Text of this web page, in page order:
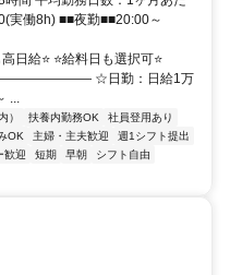
実働8h) ■■夜勤■■20:00～
日給⭐ ⭐給料日も選択可⭐
☆日勤：日給1万
...
） 扶養内勤務OK
社員登用あり
OK 主婦・主夫歓迎
週1シフト提出
歓迎 短期 早朝
シフト自由